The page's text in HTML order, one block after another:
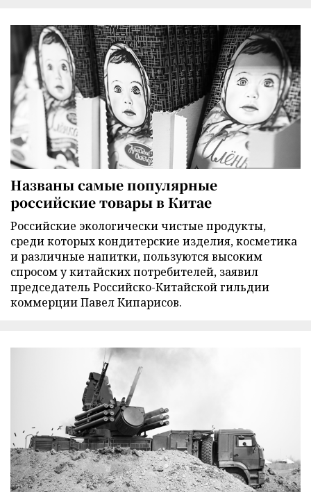
Названы самые популярные
российские товары в Китае
Российские экологически чистые продукты,
среди которых кондитерские изделия, косметика
и различные напитки, пользуются высоким
спросом у китайских потребителей, заявил
председатель Российско-Китайской гильдии
коммерции Павел Кипарисов.